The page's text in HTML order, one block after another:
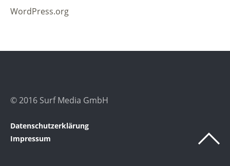
WordPress.org
© 2016 Surf Media GmbH
Datenschutzerklärung
Impressum